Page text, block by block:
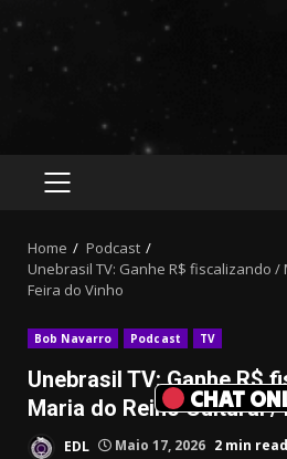
CHAT
PRIMARY
Home
Podcast
Unebrasil TV: Ganhe R$ fiscalizando
Feira do Vinho
Bob Navarro Podcast TV
Unebrasil TV: Ganhe R$
Maria do Reino Cultural /
EDL Maio 17, 2026 2 min read